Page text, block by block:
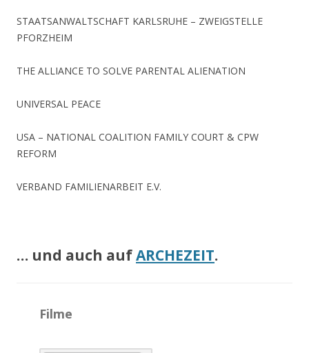
STAATSANWALTSCHAFT KARLSRUHE – ZWEIGSTELLE
PFORZHEIM
THE ALLIANCE TO SOLVE PARENTAL ALIENATION
UNIVERSAL PEACE
USA – NATIONAL COALITION FAMILY COURT & CPW
REFORM
VERBAND FAMILIENARBEIT E.V.
… und auch aufARCHEZEIT.
Filme